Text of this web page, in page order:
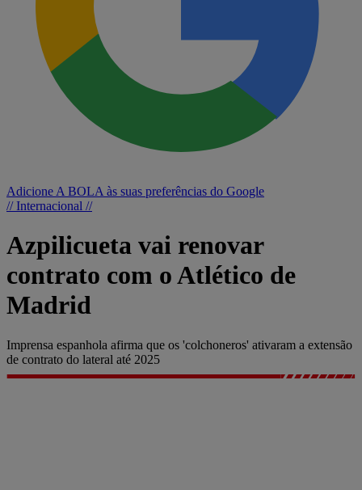
Adicione A BOLA às suas preferências do Google
// Internacional //
Azpilicueta vai renovar
contrato com o Atlético de
Madrid
Imprensa espanhola afirma que os 'colchoneros' ativaram a extensão
de contrato do lateral até 2025